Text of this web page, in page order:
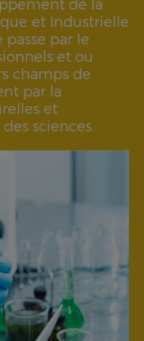
de la
et Industrielle
passe par le
et ou
champs de
par la
et
sciences.